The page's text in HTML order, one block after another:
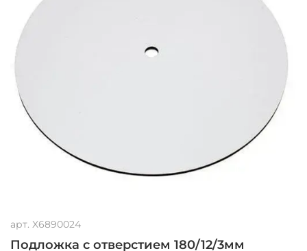
арт. X6890024
Подложка с отверстием 180/12/3мм